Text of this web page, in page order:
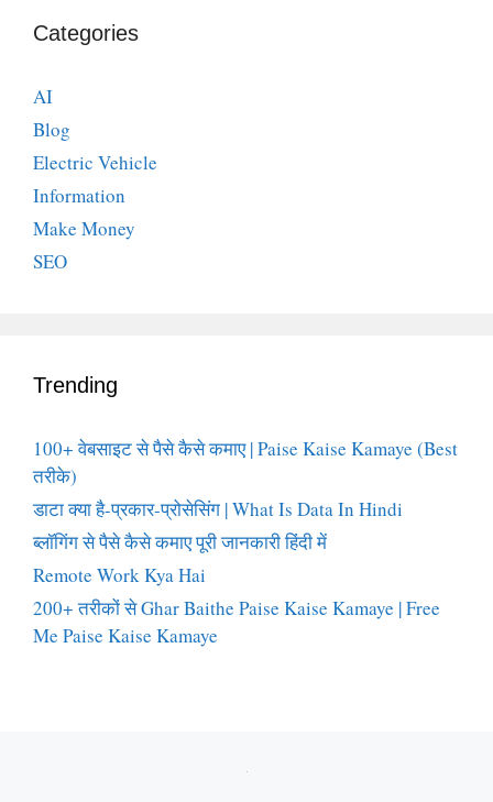
Categories
AI
Blog
Electric Vehicle
Information
Make Money
SEO
Trending
100+ वेबसाइट से पैसे कैसे कमाए | Paise Kaise Kamaye (Best
तरीके)
डाटा क्या है-प्रकार-प्रोसेसिंग | What Is Data In Hindi
ब्लॉगिंग से पैसे कैसे कमाए पूरी जानकारी हिंदी में
Remote Work Kya Hai
200+ तरीकों से Ghar Baithe Paise Kaise Kamaye | Free
Me Paise Kaise Kamaye